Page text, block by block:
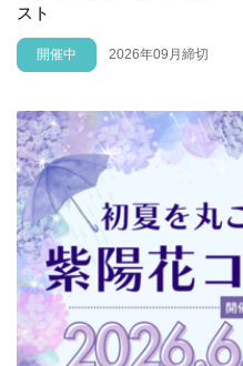
スト
開催中 2026年09月締切